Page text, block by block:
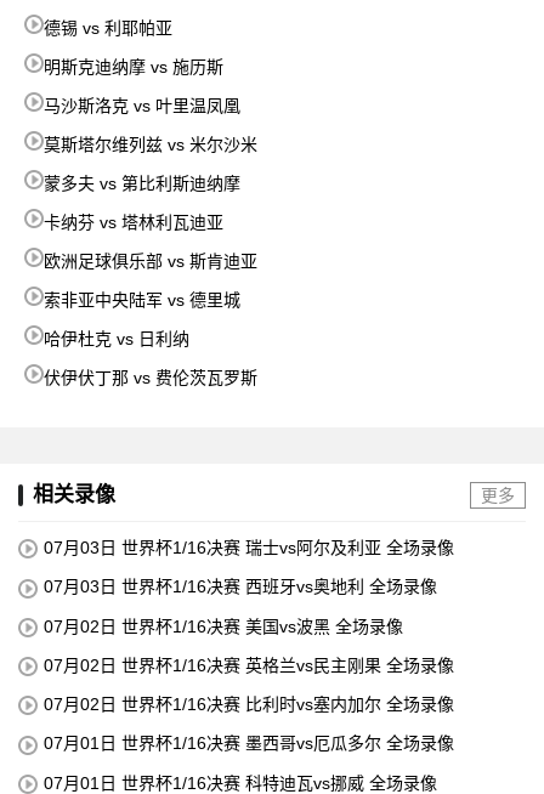
德锡 vs 利耶帕亚
明斯克迪纳摩 vs 施历斯
马沙斯洛克 vs 叶里温凤凰
莫斯塔尔维列兹 vs 米尔沙米
蒙多夫 vs 第比利斯迪纳摩
卡纳芬 vs 塔林利瓦迪亚
欧洲足球俱乐部 vs 斯肯迪亚
索非亚中央陆军 vs 德里城
哈伊杜克 vs 日利纳
伏伊伏丁那 vs 费伦茨瓦罗斯
相关录像 更多
07月03日 世界杯1/16决赛 瑞士vs阿尔及利亚 全场录像
07月03日 世界杯1/16决赛 西班牙vs奥地利 全场录像
07月02日 世界杯1/16决赛 美国vs波黑 全场录像
07月02日 世界杯1/16决赛 英格兰vs民主刚果 全场录像
07月02日 世界杯1/16决赛 比利时vs塞内加尔 全场录像
07月01日 世界杯1/16决赛 墨西哥vs厄瓜多尔 全场录像
07月01日 世界杯1/16决赛 科特迪瓦vs挪威 全场录像